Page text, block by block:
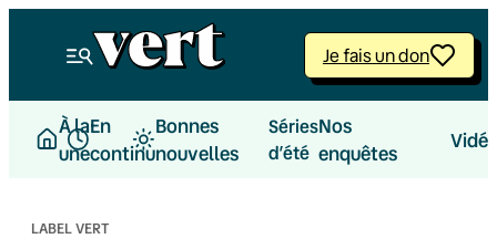
Je fais un don
À la
une
En
continu
Bonnes
nouvelles
Séries
d’été
Nos
enquêtes
LABEL VERT